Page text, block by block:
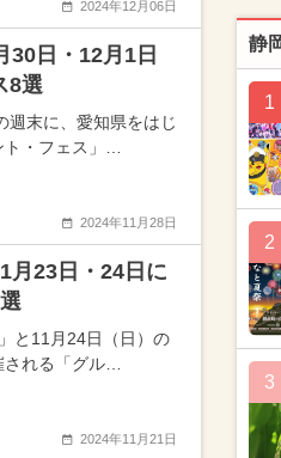
2024年12月06日
30日・12月1日
8選
週末に、愛知県をはじ
・フェス」…
2024年11月28日
月23日・24日に
と11月24日（日）の
れる「グル…
2024年11月21日
静
1
2
3